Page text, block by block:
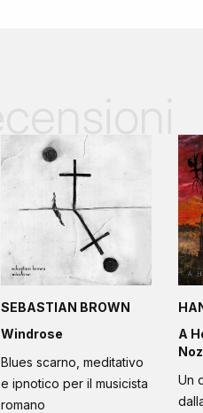
SEBASTIAN BROWN
Windrose
Blues scarno, meditativo
e ipnotico per il musicista
romano
A
Noz
Un